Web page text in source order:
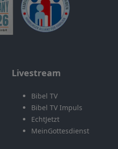
Livestream
Bibel TV
Bibel TV Impuls
EchtJetzt
MeinGottesdienst